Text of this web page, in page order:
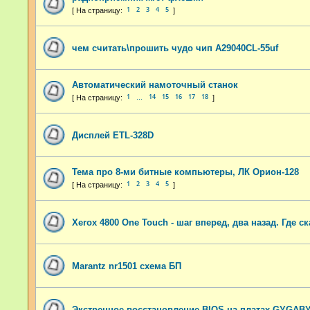
1 2 3 4 5
чем считать\прошить чудо чип А29040CL-55uf
Автоматический намоточный станок
1 14 15 16 17 18
Дисплей ETL-328D
Тема про 8-ми битные компьютеры, ЛК Орион-128
1 2 3 4 5
Xerox 4800 One Touch - шаг вперед, два назад. Где
Marantz nr1501 схема БП